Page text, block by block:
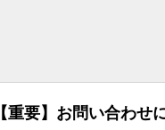
【重要】お問い合わせ